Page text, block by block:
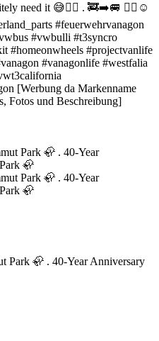
need it 😅✌🏻 . 🚒➡️🚐 ✌🏻☺️
#feuerwehrvanagon
#vwbulli #t3syncro
#homeonwheels #projectvanlife
#vanagonlife #westfalia
[Werbung da Markenname
Fotos und Beschreibung]
Park 🦣 . 40-Year Anniversary